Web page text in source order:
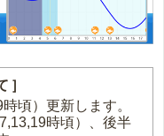
］
頃）更新します。
時頃）、後半